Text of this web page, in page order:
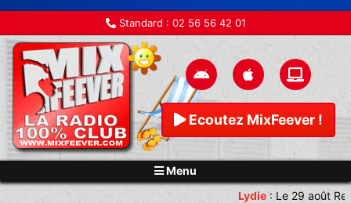
Standard : 02 56 56 42 01
Ecoutez MixFeever !
Menu
Lydie: Le 29 août